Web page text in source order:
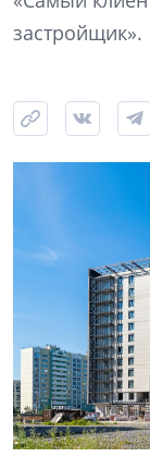
застройщик».